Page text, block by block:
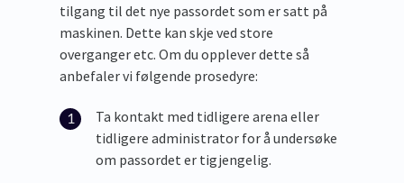
tilgang til det nye passordet som er satt på
maskinen. Dette kan skje ved store
overganger etc. Om du opplever dette så
anbefaler vi følgende prosedyre:
Ta kontakt med tidligere arena eller
tidligere administrator for å undersøke
om passordet er tigjengelig.